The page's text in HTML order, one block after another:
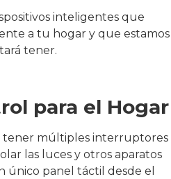
inteligentes que
a tu hogar y que estamos
tener.
para el Hogar
tener múltiples interruptores
las luces y otros aparatos
único panel táctil desde el